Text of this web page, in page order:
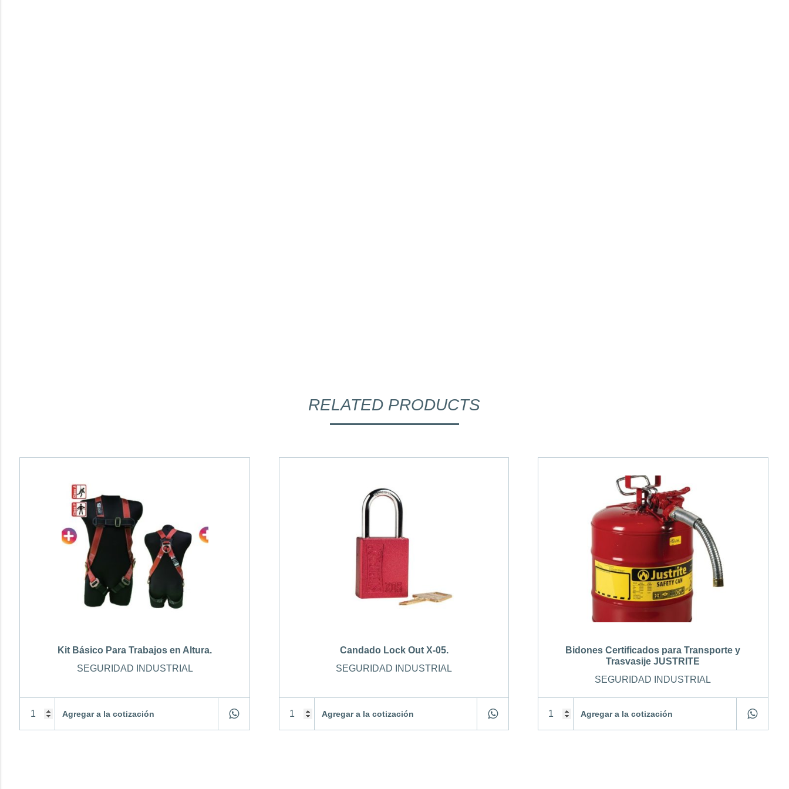
RELATED PRODUCTS
Kit Básico Para Trabajos en Altura.
SEGURIDAD INDUSTRIAL
Agregar a la cotización
Candado Lock Out X-05.
SEGURIDAD INDUSTRIAL
Agregar a la cotización
Bidones Certificados para Transporte y
Trasvasije JUSTRITE
SEGURIDAD INDUSTRIAL
Agregar a la cotización